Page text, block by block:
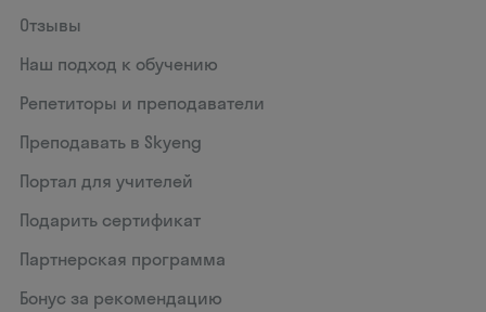
Отзывы
Наш подход к обучению
Репетиторы и преподаватели
Преподавать в Skyeng
Портал для учителей
Подарить сертификат
Партнерская программа
Бонус за рекомендацию